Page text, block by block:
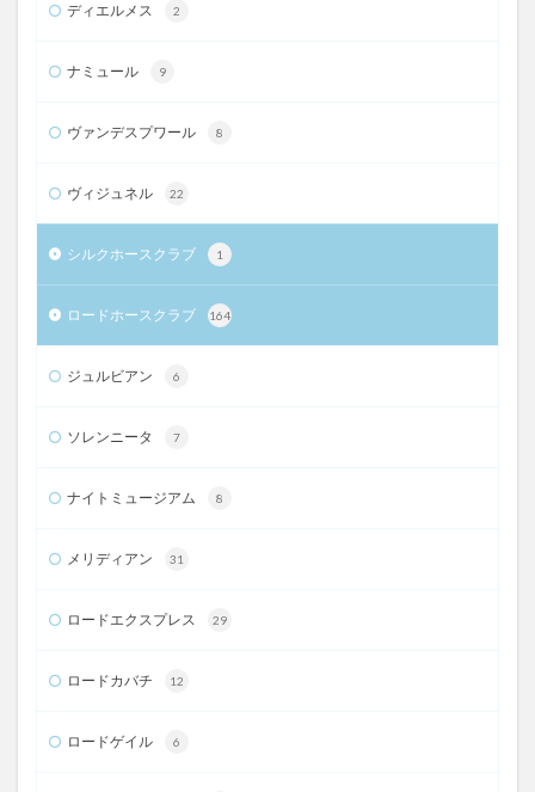
ディエルメス 2
ナミュール 9
ヴァンデスプワール 8
ヴィジュネル 22
シルクホースクラブ 1
ロードホースクラブ 164
ジュルビアン 6
ソレンニータ 7
ナイトミュージアム 8
メリディアン 31
ロードエクスプレス 29
ロードカバチ 12
ロードゲイル 6